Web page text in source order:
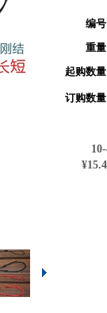
编
重
起购数
订购数